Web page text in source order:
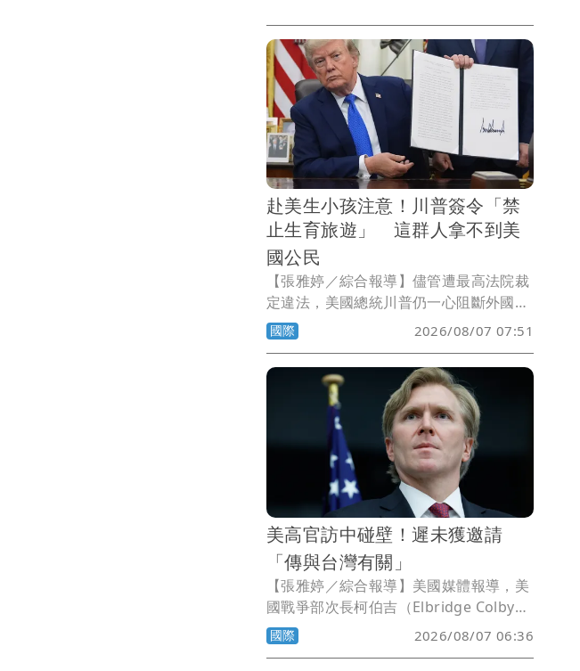
恐怕吃不起。
赴美生小孩注意！川普簽令「禁
止生育旅遊」 這群人拿不到美
國公民
【張雅婷／綜合報導】儘管遭最高法院裁
定違法，美國總統川普仍一心阻斷外國人
赴美生「美國寶寶」的漏洞，今天連簽2
道行政命令禁止「生育旅遊」，同時擴大
不適用出生公民權的外國人範圍。
國際 2026/08/07 07:51
美高官訪中碰壁！遲未獲邀請
「傳與台灣有關」
【張雅婷／綜合報導】美國媒體報導，美
國戰爭部次長柯伯吉（Elbridge Colby）
希望訪問中國，不過卻因為北京不滿美國
去年批准的對台軍售案，遲遲未提出邀
國際 2026/08/07 06:36